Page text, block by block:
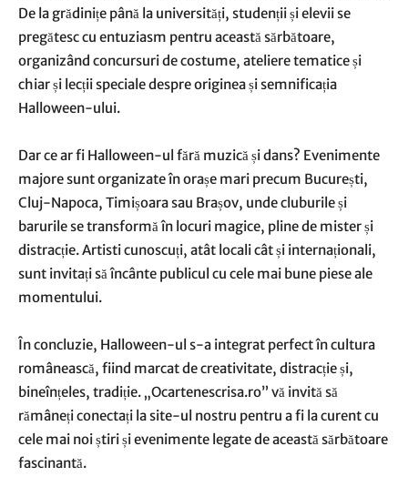
De la grădinițe până la universități, studenții și elevii se
pregătesc cu entuziasm pentru această sărbătoare,
organizând concursuri de costume, ateliere tematice și
chiar și lecții speciale despre originea și semnificația
Halloween-ului.
Dar ce ar fi Halloween-ul fără muzică și dans? Evenimente
majore sunt organizate în orașe mari precum București,
Cluj-Napoca, Timișoara sau Brașov, unde cluburile și
barurile se transformă în locuri magice, pline de mister și
distracție. Artisti cunoscuți, atât locali cât și internaționali,
sunt invitați să încânte publicul cu cele mai bune piese ale
momentului.
În concluzie, Halloween-ul s-a integrat perfect în cultura
românească, fiind marcat de creativitate, distracție și,
bineînțeles, tradiție. „Ocartenescrisa.ro” vă invită să
rămâneți conectați la site-ul nostru pentru a fi la curent cu
cele mai noi știri și evenimente legate de această sărbătoare
fascinantă.